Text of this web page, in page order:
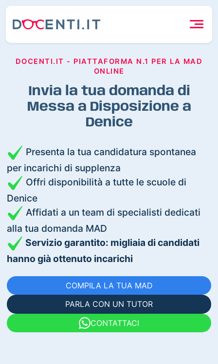
DOCENTI.IT - PIATTAFORMA N.1 PER LA MAD
ONLINE
Invia la tua domanda di
Messa a Disposizione a
Denice
Presenta la tua candidatura spontanea
per incarichi di supplenza
Offri disponibilità a tutte le scuole di
Denice
Affidati a un team di specialisti dedicati
alla tua domanda MAD
Servizio garantito: migliaia di candidati
hanno già ottenuto incarichi
COMPILA LA TUA MAD
PARLA CON UN TUTOR
CONTATTACI